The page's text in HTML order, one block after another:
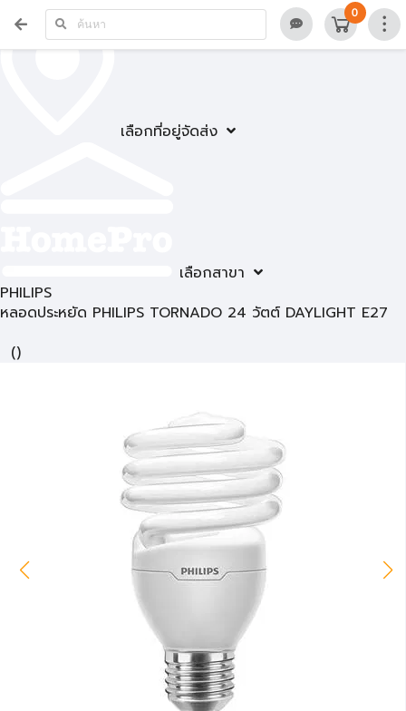
เลือกที่อยู่จัดส่ง
เลือกสาขา
0
PHILIPS
หลอดประหยัด PHILIPS TORNADO 24 วัตต์ DAYLIGHT E27
()